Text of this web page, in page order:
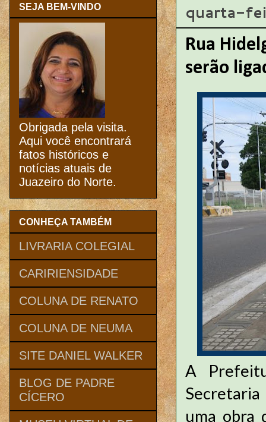
quarta-
Rua
serão
A
uma obra
SEJA BEM-VINDO
Obrigada pela visita.
Aqui você encontrará
fatos históricos e
notícias atuais de
Juazeiro do Norte.
CONHEÇA TAMBÉM
LIVRARIA COLEGIAL
CARIRIENSIDADE
COLUNA DE RENATO
COLUNA DE NEUMA
SITE DANIEL WALKER
BLOG DE PADRE
CÍCERO